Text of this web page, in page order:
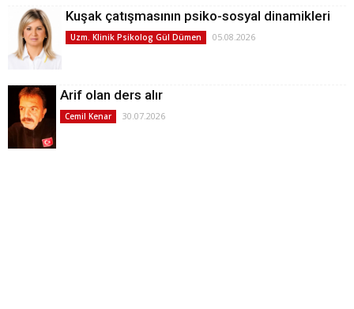
Kuşak çatışmasının psiko-sosyal dinamikleri
Uzm. Klinik Psikolog Gül Dümen 05.08.2026
Arif olan ders alır
Cemil Kenar 30.07.2026